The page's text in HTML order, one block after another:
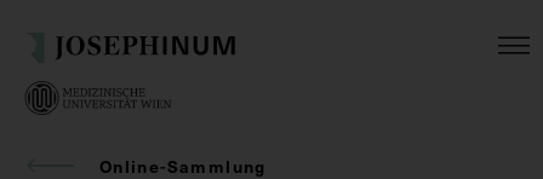
Online-Sammlung